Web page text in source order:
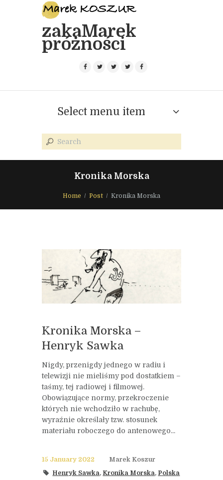
zakaMarek
próżności
Select menu item
Kronika Morska
Home Post Kronika Morska
Kronika Morska –
Henryk Sawka
Nigdy, przenigdy jednego w radiu i
telewizji nie mieliśmy pod dostatkiem –
taśmy, tej radiowej i filmowej.
Obowiązujące normy, przekroczenie
których nie wchodziło w rachubę,
wyraźnie określały tzw. stosunek
materiału roboczego do antenowego...
15 January 2022
Marek Koszur
Henryk Sawka,Kronika Morska, Polska